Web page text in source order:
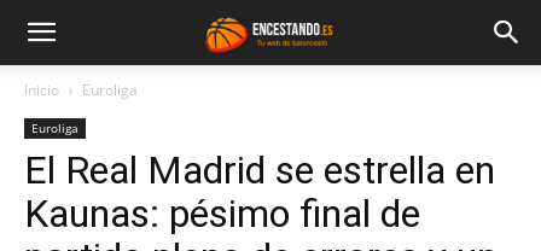
Inicio Euroliga
Euroliga
El Real Madrid se estrella en
Kaunas: pésimo final de